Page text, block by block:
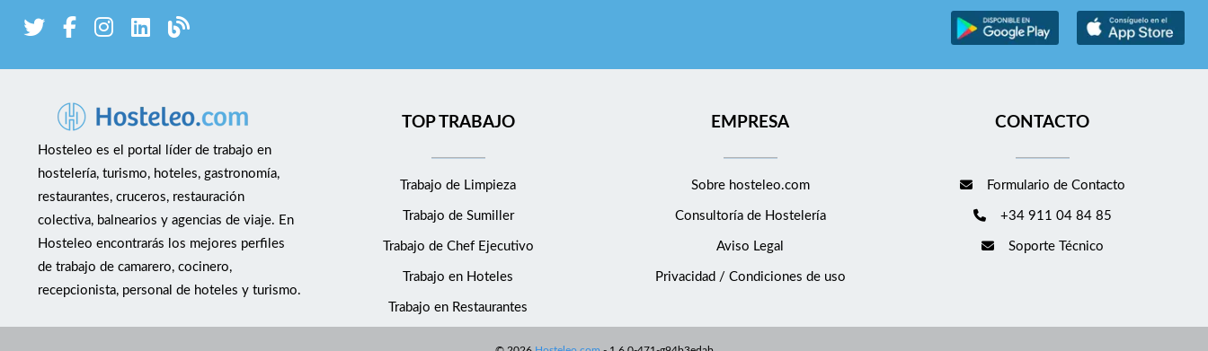
Hosteleo es el portal líder de trabajo en
hostelería, turismo, hoteles, gastronomía,
restaurantes, cruceros, restauración
colectiva, balnearios y agencias de viaje. En
Hosteleo encontrarás los mejores perfiles
de trabajo de camarero, cocinero,
recepcionista, personal de hoteles y turismo.
TOP TRABAJO
Trabajo de Limpieza
Trabajo de Sumiller
Trabajo de Chef Ejecutivo
Trabajo en Hoteles
Trabajo en Restaurantes
EMPRESA
Sobre hosteleo.com
Consultoría de Hostelería
Aviso Legal
Privacidad / Condiciones de uso
CONTACTO
Formulario de Contacto
+34 911 04 84 85
Soporte Técnico